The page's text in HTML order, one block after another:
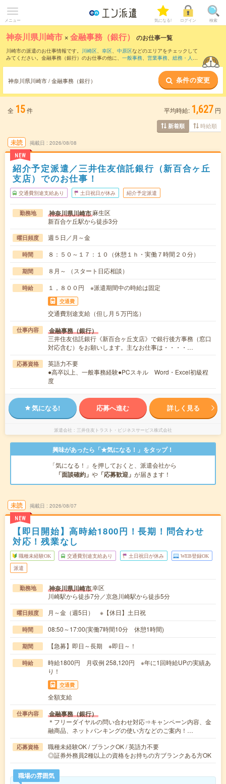
メニュー 気になる! ログイン 検索
神奈川県川崎市 ×金融事務（銀行） のお仕事一覧
川崎市の派遣のお仕事情報です。 川崎区、 幸区、 中原区などのエリアをチェックして
みてください。金融事務（銀行）のお仕事の他に、 一般事務、 営業事務、 総務・人
金融事務のお仕事とは？
とは？
神奈川県川崎市 / 金融事務（銀行） 条件の変更
全 15件 平均時給: 1,627 円
新着順 時給順
未読
NEW
掲載日 2026/08/08
紹介予定派遣／三井住友信託銀行（新百合ヶ丘
支店）でのお仕事！
交通費別途支給あり 土日祝日が休み 紹介予定派遣
勤務地 神奈川県川崎市麻生区
新百合ケ丘駅から徒歩3分
曜日頻度 週５日／月～金
時間 ８：５０～１７：１０（休憩１ｈ・実働７時間２０分）
期間 ８月～ （スタート日応相談）
時給 １，８００円 ※派遣期間中の時給は固定
交通費
交通費別途支給（但し月５万円迄）
仕事内容 金融事務（銀行）
三井住友信託銀行《新百合ヶ丘支店》で銀行後方事務（窓口
対応含む）をお願いします。主なお仕事は・・・・…
応募資格
英語力不要
●高卒以上、一般事務経験●PCスキル Word・Excel初級程
度
気になる! 応募へ進む 詳しく見る
派遣会社 三井住友トラスト・ビジネスサービス株式会社
興味があったら「★気になる！」をタップ！
「気になる！」を押しておくと、派遣会社から
「面談確約」 や 「応募歓迎」 が届きます！
未読
NEW
掲載日 2026/08/07
【即日開始】高時給1800円！長期！問合わせ
対応！残業なし
職種未経験OK 交通費別途支給あり 土日祝日が休み WEB登録OK
派遣
勤務地 神奈川県川崎市幸区
川崎駅から徒歩7分／京急川崎駅から徒歩5分
曜日頻度 月～金（週5日） ※【休日】土日祝
時間 08:50～17:00(実働7時間10分 休憩1時間)
期間 【急募】即日～長期 ※即日～！
時給
時給1800円 月収例 258,120円 ※年に1回時給UPの実績あ
り！
交通費
全額支給
仕事内容 金融事務（銀行）
＊フリーダイヤルの問い合わせ対応⇒キャンペーン内容、金
融商品、ネットバンキングの使い方などのご案内！…
応募資格
職種未経験OK / ブランクOK / 英語力不要
◎証券外務員2種以上の資格をお持ちの方ブランクある方OK
職場の雰囲気